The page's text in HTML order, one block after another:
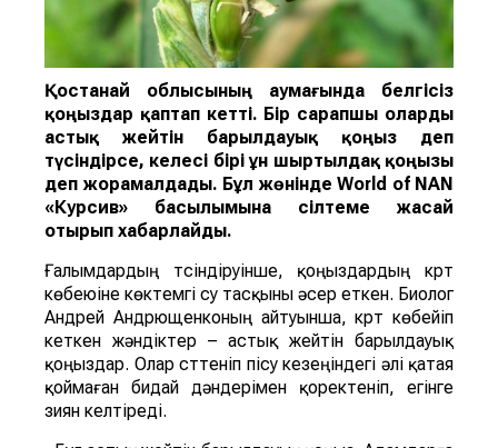
Қостанай облысының аумағында белгісіз
қоңыздар қаптап кетті. Бір сарапшы оларды
астық жейтін барылдауық қоңыз деп
түсіндірсе, келесі біріұн шыртылдақ қоңызы
деп жорамалдады. Бұл жөнінде World of NAN
«Курсив» басылымына сілтеме жасай
отырып хабарлайды.
Ғалымдардың түсіндіруінше, қоңыздардың күрт
көбеюіне көктемгі су тасқыны әсер еткен. Биолог
Андрей Андрющенконың айтуынша, күрт көбейіп
кеткен жәндіктер – астық жейтін барылдауық
қоңыздар. Олар сүттеніп пісу кезеңіндегі әлі қатая
қоймаған бидай дәндерімен қоректеніп, егінге
зиян келтіреді.